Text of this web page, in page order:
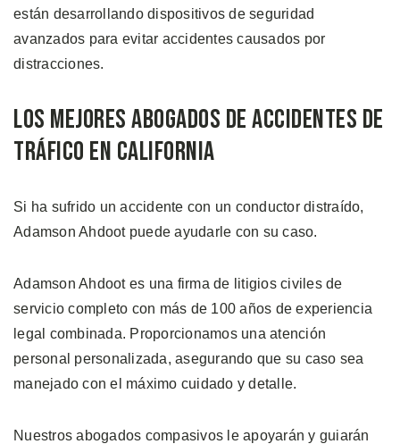
están desarrollando dispositivos de seguridad
avanzados para evitar accidentes causados por
distracciones.
Los Mejores Abogados de Accidentes de
Tráfico en California
Si ha sufrido un accidente con un conductor distraído,
Adamson Ahdoot puede ayudarle con su caso.
Adamson Ahdoot es una firma de litigios civiles de
servicio completo con más de 100 años de experiencia
legal combinada. Proporcionamos una atención
personal personalizada, asegurando que su caso sea
manejado con el máximo cuidado y detalle.
Nuestros abogados compasivos le apoyarán y guiarán